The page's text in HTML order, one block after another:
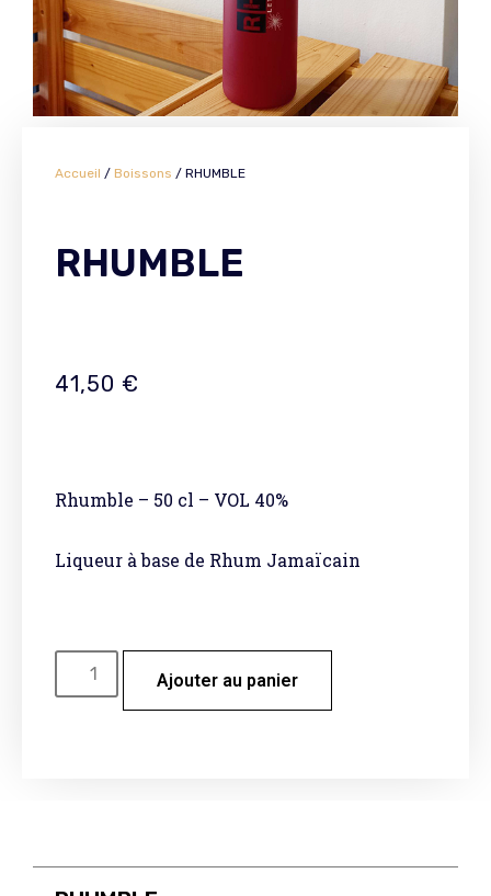
Accueil / Boissons / RHUMBLE
RHUMBLE
41,50 €
Rhumble – 50 cl – VOL 40%
Liqueur à base de Rhum Jamaïcain
Ajouter au panier